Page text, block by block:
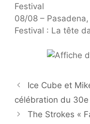
Festival
08/08 –
Festival : La tête
Ice Cube et
célébration du
The Strokes «